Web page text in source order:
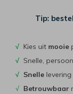
Tip:
√ Kies uit mooie
√ Snelle,
√ Snelle levering
√ Betrouwbaar